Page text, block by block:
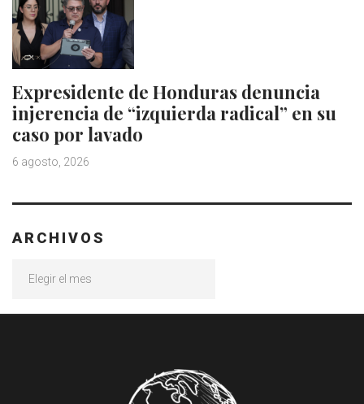
Expresidente de Honduras denuncia
injerencia de “izquierda radical” en su
caso por lavado
6 agosto, 2026
ARCHIVOS